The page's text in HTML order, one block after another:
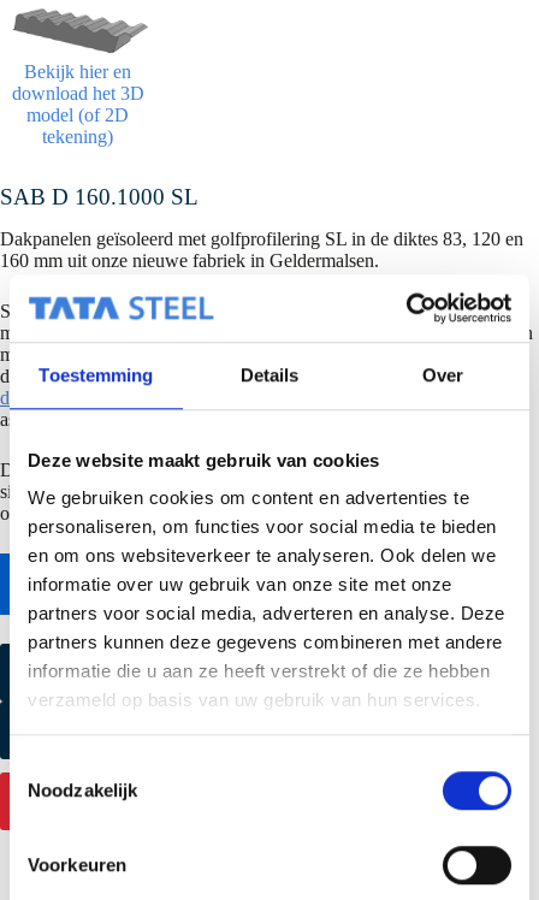
Toestemming Details Over
Deze website maakt gebruik van cookies
We gebruiken cookies om content en advertenties te
personaliseren, om functies voor social media te bieden
en om ons websiteverkeer te analyseren. Ook delen we
informatie over uw gebruik van onze site met onze
partners voor social media, adverteren en analyse. Deze
partners kunnen deze gegevens combineren met andere
informatie die u aan ze heeft verstrekt of die ze hebben
verzameld op basis van uw gebruik van hun services.
T
Noodzakelijk
Voorkeuren
Bekijk hier en
download het 3D
model (of 2D
tekening)
SAB D 160.1000 SL
Dakpanelen geïsoleerd met golfprofilering SL in de diktes 83, 120 en
160 mm uit onze nieuwe fabriek in Geldermalsen.
Schone overlap is mogelijk voor panelen met minimale lengte 2.800
mm + lengte van de overlap, op verzoek kan deze minimaal 50 mm en
maximaal 300 mm zijn. Zie meer info over links of rechts monteren in
de pdf overcutback-schone overlap.Tevens hebben weverschillende
dak accessoires
assortiment om je dak project netjes en mooi af te werken.
De standaard stapeling van pakketten bij dakpanelen met een
sinusprofilering is A/B/A/B om krommingen te voorkomen. Dit geldt
ook voor dakpanelen met een schone overlap.
Naar online bestekservice
Kleurmonster aanvragen
Productmonster aanvragen
Contact